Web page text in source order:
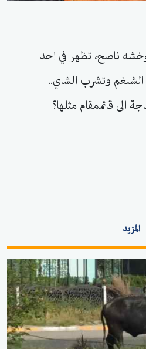
ناصح، تظهر في احد
الشلغم وتشرب الشاي..
الى قائممقام مثلها؟
المزيد